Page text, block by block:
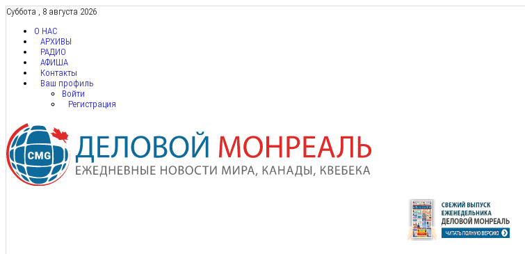
Суббота , 8 августа 2026
О НАС
АРХИВЫ
РАДИО
АФИША
Контакты
Ваш профиль
Войти
Регистрация